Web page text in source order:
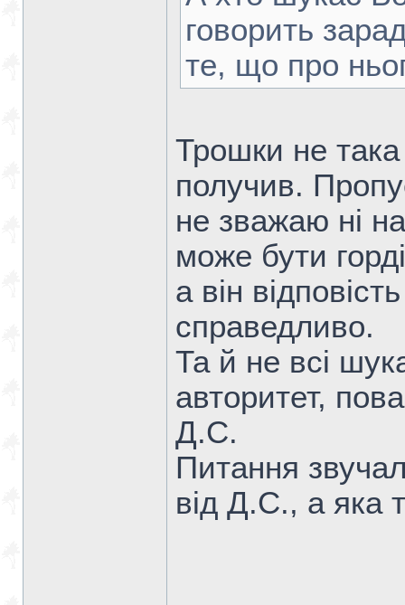
говорить
те, що про
Трошки не така
получив.
не зважаю ні
може бути
а він
справедливо.
Та й не всі
авторитет,
Д.С.
Питання
від Д.С., а яка